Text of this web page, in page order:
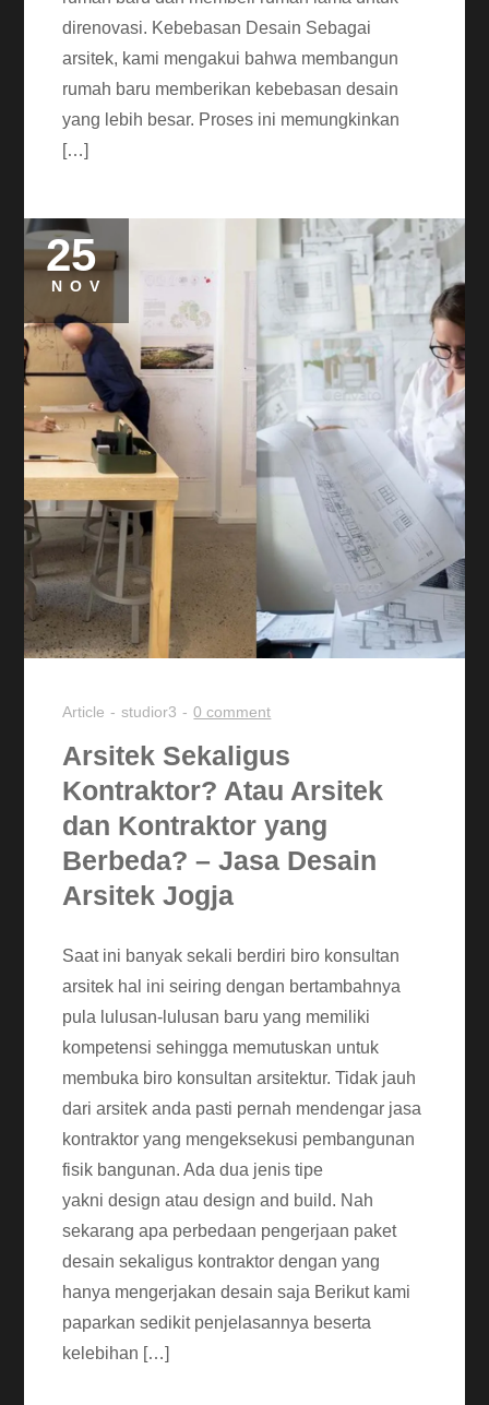
direnovasi. Kebebasan Desain Sebagai
arsitek, kami mengakui bahwa membangun
rumah baru memberikan kebebasan desain
yang lebih besar. Proses ini memungkinkan
[…]
25
NOV
Article studior3 0 comment
Arsitek Sekaligus
Kontraktor? Atau Arsitek
dan Kontraktor yang
Berbeda? – Jasa Desain
Arsitek Jogja
Saat ini banyak sekali berdiri biro konsultan
arsitek hal ini seiring dengan bertambahnya
pula lulusan-lulusan baru yang memiliki
kompetensi sehingga memutuskan untuk
membuka biro konsultan arsitektur. Tidak jauh
dari arsitek anda pasti pernah mendengar jasa
kontraktor yang mengeksekusi pembangunan
fisik bangunan. Ada dua jenis tipe
yakni design atau design and build. Nah
sekarang apa perbedaan pengerjaan paket
desain sekaligus kontraktor dengan yang
hanya mengerjakan desain saja Berikut kami
paparkan sedikit penjelasannya beserta
kelebihan […]